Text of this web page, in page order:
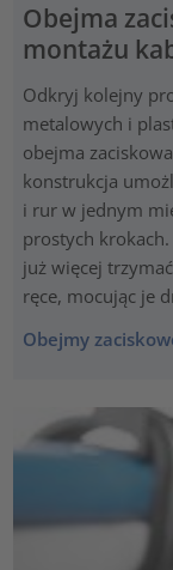
Obejma
montażu
Odkryj kolejny
metalowych i
obejma
konstrukcja
i rur w jednym
prostych
już więcej
ręce, mocując je
Obejmy